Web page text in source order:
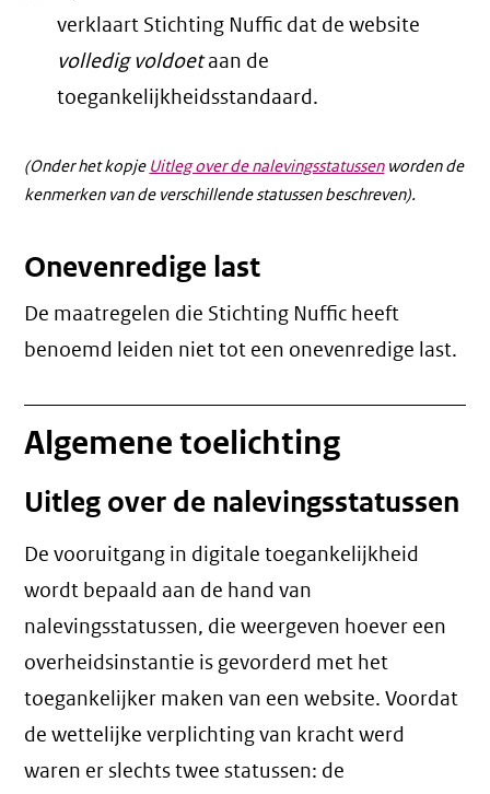
verklaart Stichting Nuffic dat de website
volledig voldoetaan de
toegankelijkheidsstandaard.
(Onder het kopje Uitleg over de nalevingsstatussenworden de
kenmerken van de verschillende statussen beschreven).
Onevenredige last
De maatregelen die Stichting Nuffic heeft
benoemd leiden niet tot een onevenredige last.
Algemene toelichting
Uitleg over de nalevingsstatussen
De vooruitgang in digitale toegankelijkheid
wordt bepaald aan de hand van
nalevingsstatussen, die weergeven hoever een
overheidsinstantie is gevorderd met het
toegankelijker maken van een website. Voordat
de wettelijke verplichting van kracht werd
waren er slechts twee statussen: de